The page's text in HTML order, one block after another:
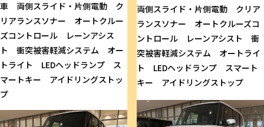
車 両側スライド・片側電動 ク
リアランスソナー オートクルー
ズコントロール レーンアシス
ト 衝突被害軽減システム オー
トライト LEDヘッドランプ ス
マートキー アイドリングストッ
プ
両側スライド・片側電動 クリア
ランスソナー オートクルーズコ
ントロール レーンアシスト 衝
突被害軽減システム オートライ
ト LEDヘッドランプ スマート
キー アイドリングストップ